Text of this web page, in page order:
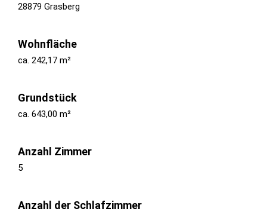
28879 Grasberg
Wohnfläche
ca. 242,17 m²
Grundstück
ca. 643,00 m²
Anzahl Zimmer
5
Anzahl der Schlafzimmer